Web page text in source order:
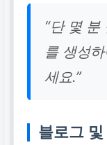
“단 몇 분
를 생성
세요.”
블로그